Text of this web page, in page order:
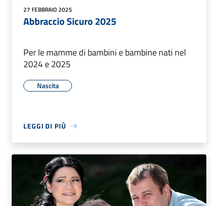
27 FEBBRAIO 2025
Abbraccio Sicuro 2025
Per le mamme di bambini e bambine nati nel
2024 e 2025
Nascita
LEGGI DI PIÙ